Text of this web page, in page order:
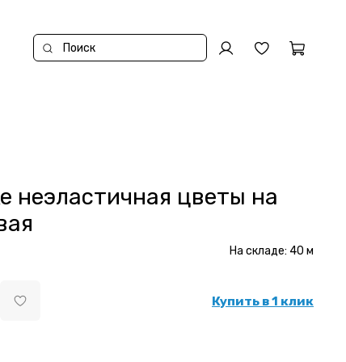
неэластичная цветы на
Купить в 1 клик
На складе: 40 м